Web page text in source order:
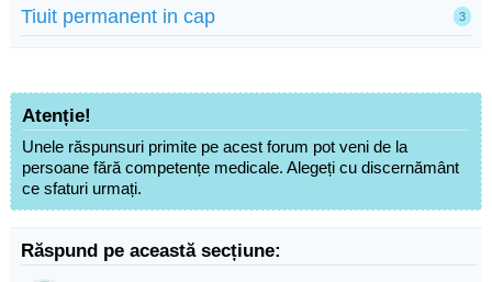
3
Tiuit permanent in cap
Atenție!
Unele răspunsuri primite pe acest forum pot veni de la
persoane fără competențe medicale. Alegeți cu discernământ
ce sfaturi urmați.
Răspund pe această secțiune: